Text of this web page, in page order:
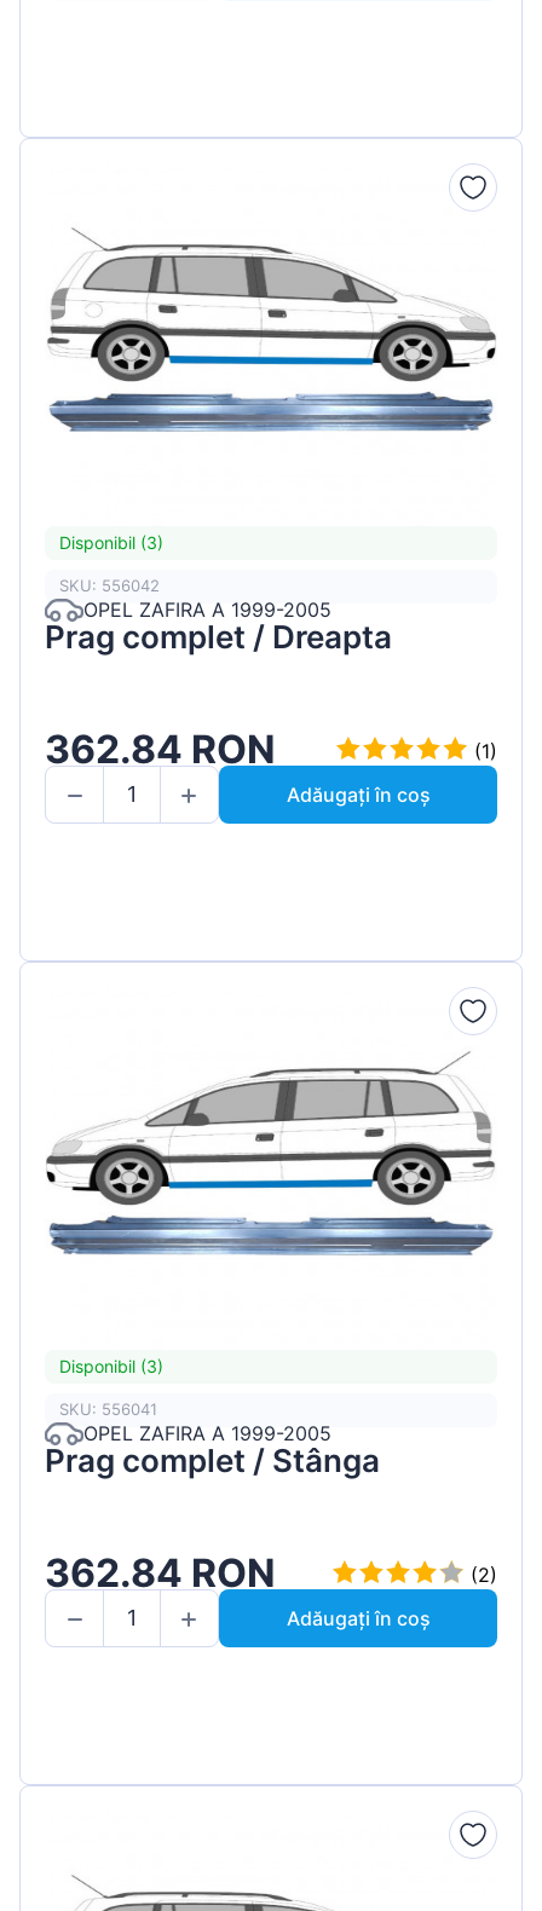
Disponibil (3)
SKU: 556042
OPEL ZAFIRA A 1999-2005
Prag complet / Dreapta
362.84 RON
(1)
Adăugați în coș
Disponibil (3)
SKU: 556041
OPEL ZAFIRA A 1999-2005
Prag complet / Stânga
362.84 RON
(2)
Adăugați în coș